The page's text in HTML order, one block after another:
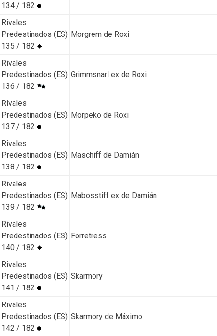
134 / 182
Rivales
Predestinados (ES)
135 / 182
Morgrem de Roxi
Rivales
Predestinados (ES)
136 / 182
Grimmsnarl ex de Roxi
Rivales
Predestinados (ES)
137 / 182
Morpeko de Roxi
Rivales
Predestinados (ES)
138 / 182
Maschiff de Damián
Rivales
Predestinados (ES)
139 / 182
Mabosstiff ex de Damián
Rivales
Predestinados (ES)
140 / 182
Forretress
Rivales
Predestinados (ES)
141 / 182
Skarmory
Rivales
Predestinados (ES)
142 / 182
Skarmory de Máximo